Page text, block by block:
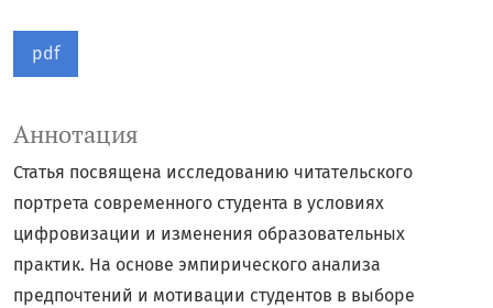
pdf
Аннотация
Статья посвящена исследованию читательского
портрета современного студента в условиях
цифровизации и изменения образовательных
практик. На основе эмпирического анализа
предпочтений и мотивации студентов в выборе